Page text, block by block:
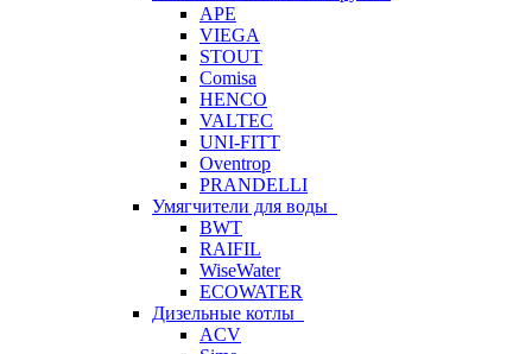
APE
VIEGA
STOUT
Comisa
HENCO
VALTEC
UNI-FITT
Oventrop
PRANDELLI
Умягчители для воды
BWT
RAIFIL
WiseWater
ECOWATER
Дизельные котлы
ACV